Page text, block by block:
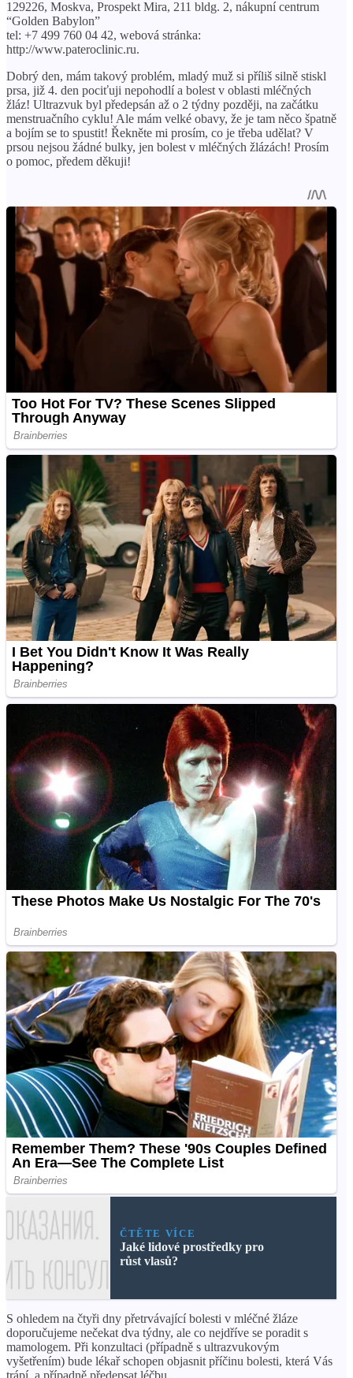
129226, Moskva, Prospekt Mira, 211 bldg. 2, nákupní centrum
“Golden Babylon”
tel: +7 499 760 04 42, webová stránka:
http://www.pateroclinic.ru.
Dobrý den, mám takový problém, mladý muž si příliš silně stiskl
prsa, již 4. den pociťuji nepohodlí a bolest v oblasti mléčných
žláz! Ultrazvuk byl předepsán až o 2 týdny později, na začátku
menstruačního cyklu! Ale mám velké obavy, že je tam něco špatně
a bojím se to spustit! Řekněte mi prosím, co je třeba udělat? V
prsou nejsou žádné bulky, jen bolest v mléčných žlázách! Prosím
o pomoc, předem děkuji!
ČTĚTE VÍCE
Jaké lidové prostředky pro
růst vlasů?
S ohledem na čtyři dny přetrvávající bolesti v mléčné žláze
doporučujeme nečekat dva týdny, ale co nejdříve se poradit s
mamologem. Při konzultaci (případně s ultrazvukovým
vyšetřením) bude lékař schopen objasnit příčinu bolesti, která Vás